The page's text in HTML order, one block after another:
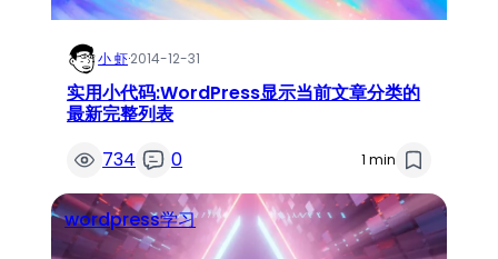
小 虾·2014-12-31
实用小代码:WordPress显示当前文章分类的
最新完整列表
734
0 1 min
wordpress学习